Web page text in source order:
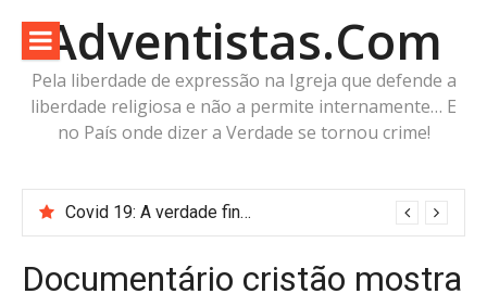
para
conteúdo
Adventistas.Com
Pela liberdade de expressão na Igreja que defende a
liberdade religiosa e não a permite internamente… E
no País onde dizer a Verdade se tornou crime!
Covid 19: A verdade finalmente revelada mostrou que Michelson Borges e a Associação Geral estavam errados
Documentário cristão mostra